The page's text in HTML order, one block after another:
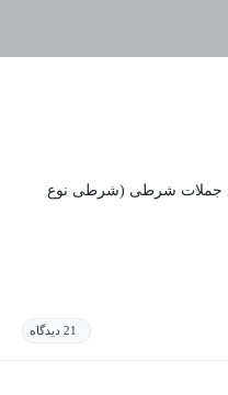
جملات شرطی (شرطی نوع
21 دیدگاه